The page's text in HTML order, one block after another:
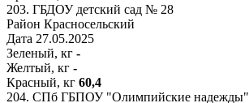
203. ГБДОУ детский сад № 28
Район Красносельский
Дата 27.05.2025
Зеленый, кг -
Желтый, кг -
Красный, кг 60,4
204. СПб ГБПОУ "Олимпийские надежды"